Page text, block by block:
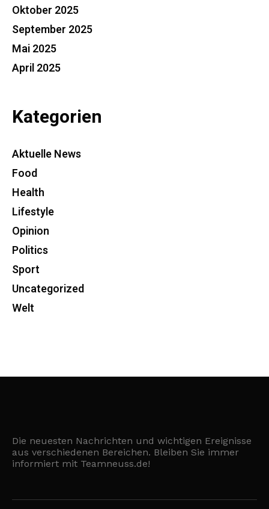
Oktober 2025
September 2025
Mai 2025
April 2025
Kategorien
Aktuelle News
Food
Health
Lifestyle
Opinion
Politics
Sport
Uncategorized
Welt
Die neuesten Nachrichten und wichtigen Ereignisse
aus verschiedenen Bereichen. Bleiben Sie immer
informiert mit Teamneuss.de!